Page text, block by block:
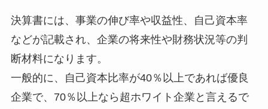
決算書には、事業の伸び率や収益性、自己資本率
などが記載され、企業の将来性や財務状況等の判
断材料になります。
一般的に、自己資本比率が40％以上であれば優良
企業で、70％以上なら超ホワイト企業と言えるで